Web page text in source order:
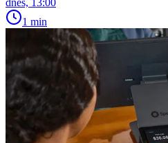
dnes, 13:00
1 min